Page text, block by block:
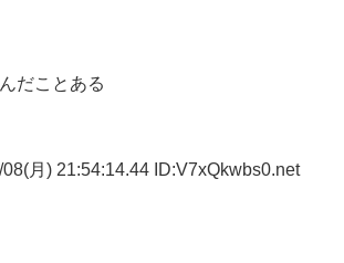
だことある
08(月) 21:54:14.44 ID:V7xQkwbs0.net